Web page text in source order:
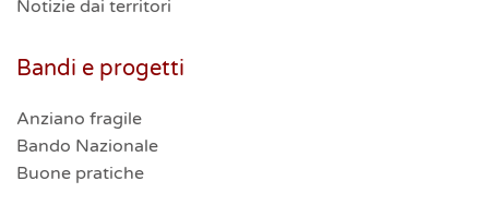
Notizie dai territori
Bandi e progetti
Anziano fragile
Bando Nazionale
Buone pratiche